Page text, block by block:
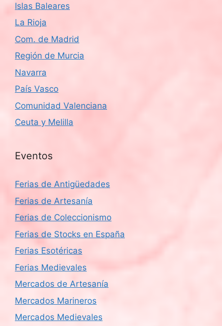
Islas Baleares
La Rioja
Com. de Madrid
Región de Murcia
Navarra
País Vasco
Comunidad Valenciana
Ceuta y Melilla
Eventos
Ferias de Antigüedades
Ferias de Artesanía
Ferias de Coleccionismo
Ferias de Stocks en España
Ferias Esotéricas
Ferias Medievales
Mercados de Artesanía
Mercados Marineros
Mercados Medievales